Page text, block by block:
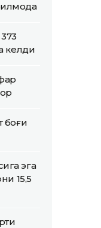
келди
боғи
эга
15,5